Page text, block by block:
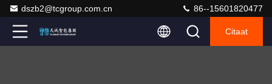
dszb2@tcgroup.com.cn 86--15601820477
Citaat